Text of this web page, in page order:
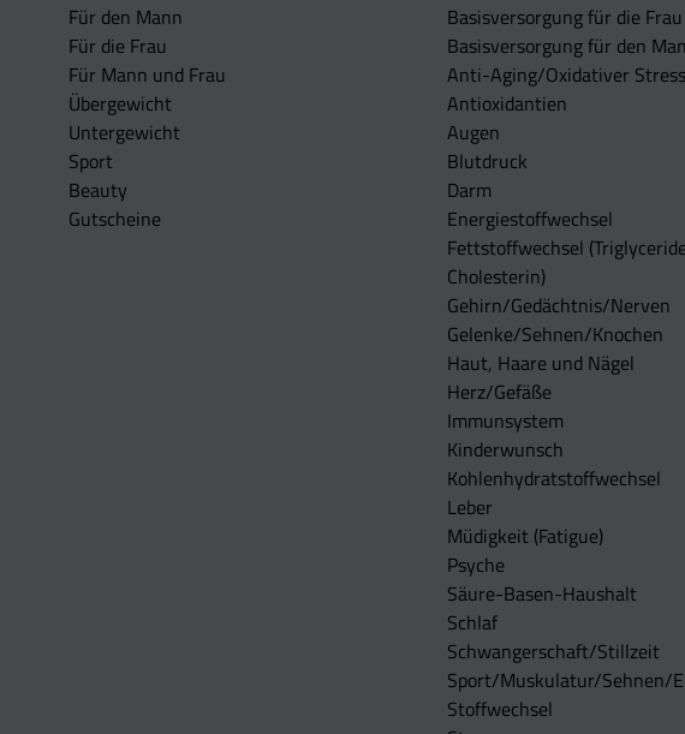
Für den Mann
Für die Frau
Für Mann und Frau
Übergewicht
Untergewicht
Sport
Beauty
Gutscheine
Basisversorgung für die Frau
Basisversorgung für den
Anti-Aging/Oxidativer
Antioxidantien
Augen
Blutdruck
Darm
Energiestoffwechsel
Fettstoffwechsel
Cholesterin)
Gehirn/Gedächtnis/Nerven
Gelenke/Sehnen/Knochen
Haut, Haare und Nägel
Herz/Gefäße
Immunsystem
Kinderwunsch
Kohlenhydratstoffwechsel
Leber
Müdigkeit (Fatigue)
Psyche
Säure-Basen-Haushalt
Schlaf
Schwangerschaft/Stillzeit
Sport/Muskulatur/Sehnen/
Stoffwechsel